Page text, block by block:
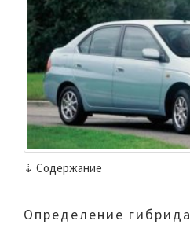
⇣ Содержание
Определение гибрида